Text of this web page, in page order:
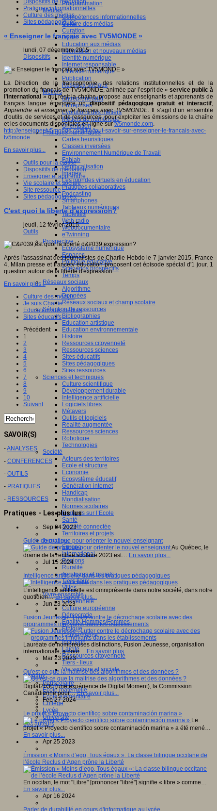
Programmation
Médias
Compétences informationnelles
Culture des médias
Curation
Droits
Education aux médias
Information et nouveaux médias
Identité numérique
Internet responsable
Littératie numérique
Publication
Réseaux sociaux
Métiers
Entrepreneuriat
Entreprises
Evolutions des métiers
Métiers du numérique
Orientation
Pratiques numériques
Cartes heuristiques
Classes inversées
Environnement Numérique de Travail
Fablab
Géolocalisation
Images
Les mondes virtuels en éducation
Pratiques collaboratives
Podcasting
Smartphones
Tableaux numériques
Tablettes
Web radio
Webdocumentaire
eTwinning
Prospective
Ecosystème numérique
Espaces
Politique éducative
Scénarios prospectifs
Temps
Réseaux sociaux
Algorithme
Données
Réseaux sociaux et champ scolaire
Sélection de ressources
Bibliographies
Education artistique
Education environnementale
Histoire
Ressources citoyenneté
Ressources sciences
Sites éducatifs
Sites pédagogiques
Sites ressources
Sciences et techniques
Culture scientifique
Développement durable
Intelligence artificielle
Logiciels libres
Métavers
Outils et logiciels
Réalité augmentée
Ressources sciences
Robotique
Technologies
Société
Acteurs des territoires
Ecole et structure
Economie
Ecosystème éducatif
Génération internet
Handicap
Mondialisation
Normes scolaires
Regards sur l’Ecole
Santé
Société connectée
Territoires et projets
Territoires
Europe
International
Régions
Ruralité
Territoires et projets
Tiers lieux
Villes
Vivre ensemble
Citoyenneté
Culture européenne
Démocratie
Egalité Hommes/Femmes
Ethique
Gouvernance
Inclusion
Laïcité
Ressources citoyenneté
Tiers - lieux
Vie scolaire et sociale
Niveaux
Périscolaire
Ecole maternelle
Ecole élémentaire
Collège
Lycée
Université
Les auteurs
Dispositifs de médiation
Pratiques informationnelles
Culture des médias
Sites pédagogiques
« Enseigner le français avec TV5MONDE »
lundi, 07 décembre 2015
Dispositifs
La Direction de la francophonie, des relations institutionnelles et de la
promotion du français de TV5MONDE, animée par l’esprit de « service public à
l’international» qui régit la chaîne, propose aux enseignants et apprenants de
français langue étrangère undispositif pédagogique gratuit et interactif,
Apprendre et enseigner le français avec TV5MONDE. Il s’agit d’un ensemble
d'outils, de services et de ressources, pour exploiter les émissions de la chaîne
et les documents disponibles en ligne surtv5monde.com.
http://enseigner.tv5monde.com/fle/tout-savoir-sur-enseigner-le-francais-avec-
tv5monde
En savoir plus...
Outils pour la classe
Dispositifs de médiation
Enseigner et apprendre
Vie scolaire et sociale
Site ressource
Sites pédagogiques
C'est quoi la liberté d'expression?
jeudi, 12 février 2015
Outils
Après l'assassinat des journalistes de Charlie Hebdo le 7 janvier 2015, France
4, Milan presse et francetv éducation proposent cet épisode spécial d'1 jour, 1
question autour de la liberté d'expression.
En savoir plus...
Culture des médias
Je suis Charlie
Education aux médias
Sites éducatifs
Précédent
1
2
3
4
5
6
7
8
9
10
Suivant
SAVOIR(S)
-ANALYSES
- CONFERENCES
- OUTILS
- PRATIQUES
- RESSOURCES
Pratiques - Les plus lus
Sep 04 2023
Guide de pratique pour orienter le nouvel enseignant
Au Québec, le
drame de la rentrée scolaire 2023 est… En savoir plus...
Jul 15 2024
Intelligence artificielle dans les pratiques pédagogiques
L’intelligence artificielle est omniprésente dans notre société, dans notre
quotidien…En savoir plus...
Jun 23 2023
Fusion Jeunesse : Lutter contre le décrochage scolaire avec des
programmes innovants dans les établissements
Lauréate de nombreuses distinctions, Fusion Jeunesse, organisation
internationale, a pour… En savoir plus...
Mar 23 2023
Qu'est-ce que la maitrise des algorithmes et des données ?
Digital2030 (une expérience de Digital Moment), la Commission
Canadienne pour…En savoir plus...
Feb 27 2024
Le projet « Proyecto científico sobre contaminación marina »
Le
projet « Proyecto científico sobre contaminación marina » a été mené…
En savoir plus...
Apr 25 2023
Émission « Moins d’ego, Tous égaux »: La classe bilingue occitane de
l’école Reclus d’Agen prône la Liberté
En occitan, le mot "Libre" [prononcer "libré"] signifie « libre » comme…
En savoir plus...
Apr 16 2024